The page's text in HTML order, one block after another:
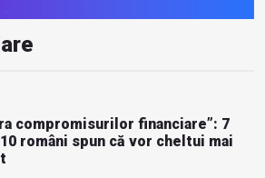
compromisurilor financiare”: 7
români spun că vor cheltui mai